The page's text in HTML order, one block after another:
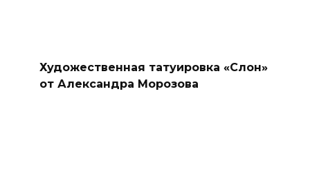
Художественная татуировка «Слон»
от Александра Морозова